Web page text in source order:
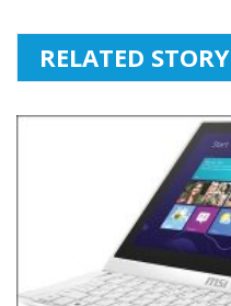
RELATED STORY